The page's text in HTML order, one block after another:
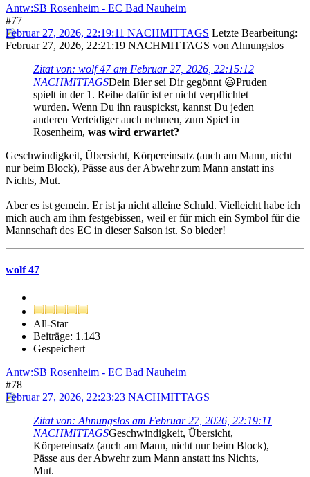
Antw:SB Rosenheim - EC Bad Nauheim
#77
Februar 27, 2026, 22:19:11 NACHMITTAGS Letzte Bearbeitung:
Februar 27, 2026, 22:21:19 NACHMITTAGS von Ahnungslos
Zitat von: wolf 47 am Februar 27, 2026, 22:15:12
NACHMITTAGSDein Bier sei Dir gegönnt 😃Pruden
spielt in der 1. Reihe dafür ist er nicht verpflichtet
wurden. Wenn Du ihn rauspickst, kannst Du jeden
anderen Verteidiger auch nehmen, zum Spiel in
Rosenheim, was wird erwartet?
Geschwindigkeit, Übersicht, Körpereinsatz (auch am Mann, nicht
nur beim Block), Pässe aus der Abwehr zum Mann anstatt ins
Nichts, Mut.
Aber es ist gemein. Er ist ja nicht alleine Schuld. Vielleicht habe ich
mich auch am ihm festgebissen, weil er für mich ein Symbol für die
Mannschaft des EC in dieser Saison ist. So bieder!
wolf 47
All-Star
Beiträge: 1.143
Gespeichert
Antw:SB Rosenheim - EC Bad Nauheim
#78
Februar 27, 2026, 22:23:23 NACHMITTAGS
Zitat von: Ahnungslos am Februar 27, 2026, 22:19:11
NACHMITTAGSGeschwindigkeit, Übersicht,
Körpereinsatz (auch am Mann, nicht nur beim Block),
Pässe aus der Abwehr zum Mann anstatt ins Nichts,
Mut.